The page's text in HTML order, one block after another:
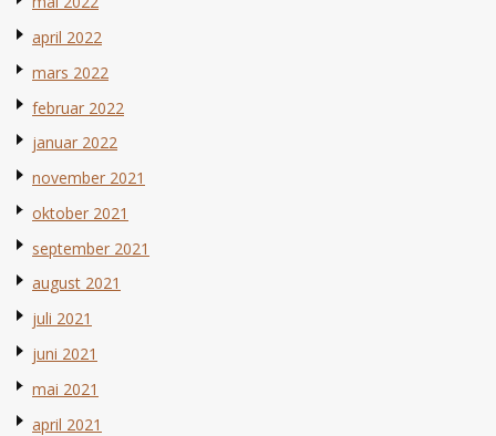
april 2022
mars 2022
februar 2022
januar 2022
november 2021
oktober 2021
september 2021
august 2021
juli 2021
juni 2021
mai 2021
april 2021